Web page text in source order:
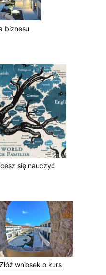
biznesu
się nauczyć
Złóż wniosek o kurs